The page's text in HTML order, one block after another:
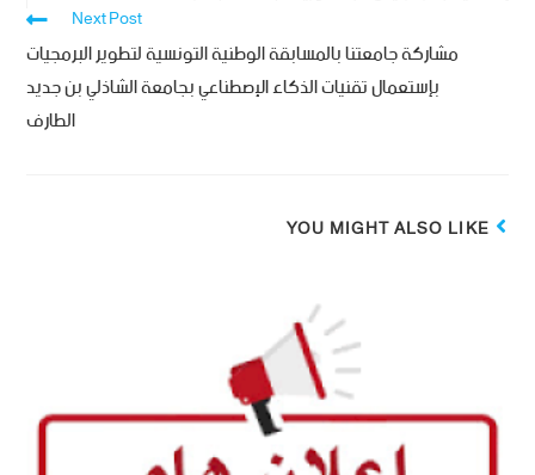
Next Post
مشاركة جامعتنا بالمسابقة الوطنية التونسية لتطوير البرمجيات
بإستعمال تقنيات الذكاء الإصطناعي بجامعة الشاذلي بن جديد
الطارف
YOU MIGHT ALSO LIKE